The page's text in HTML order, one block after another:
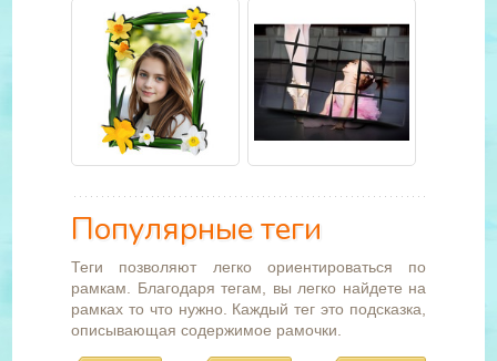
Популярные теги
Теги позволяют легко ориентироваться по
рамкам. Благодаря тегам, вы легко найдете на
рамках то что нужно. Каждый тег это подсказка,
описывающая содержимое рамочки.